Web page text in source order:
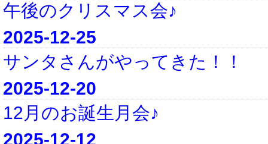
午後のクリスマス会♪
2025-12-25
サンタさんがやってきた！！
2025-12-20
12月のお誕生月会♪
2025-12-12